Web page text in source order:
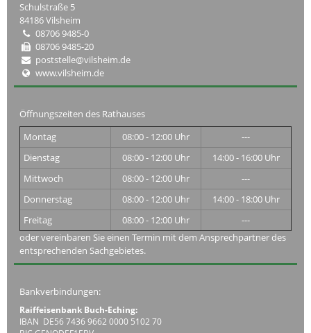
Schulstraße 5
84186 Vilsheim
08706 9485-0
08706 9485-20
poststelle@vilsheim.de
www.vilsheim.de
Öffnungszeiten des Rathauses
Montag
08:00 - 12:00 Uhr
---
Dienstag
08:00 - 12:00 Uhr
14:00 - 16:00 Uhr
Mittwoch
08:00 - 12:00 Uhr
---
Donnerstag
08:00 - 12:00 Uhr
14:00 - 18:00 Uhr
Freitag
08:00 - 12:00 Uhr
---
oder vereinbaren Sie einen Termin mit dem Ansprechpartner des
entsprechenden Sachgebietes.
Bankverbindungen:
Raiffeisenbank Buch-Eching:
IBAN DE56 7436 9662 0000 5102 70